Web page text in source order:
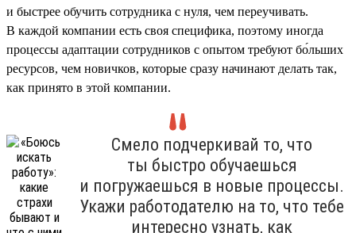
и быстрее обучить сотрудника с нуля, чем переучивать.
В каждой компании есть своя специфика, поэтому иногда
процессы адаптации сотрудников с опытом требуют бо́льших
ресурсов, чем новичков, которые сразу начинают делать так,
как принято в этой компании.
Смело подчеркивай то, что
ты быстро обучаешься
и погружаешься в новые процессы.
Укажи работодателю на то, что тебе
интересно узнать, как